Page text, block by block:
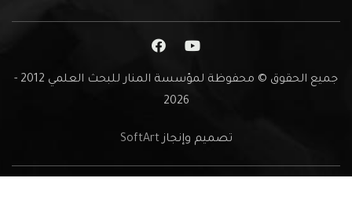
جميع الحقوق © محفوظة لمؤسسة المنار للبحث العلمي 2012 -
2026
تصميم وإنجازSoftArt